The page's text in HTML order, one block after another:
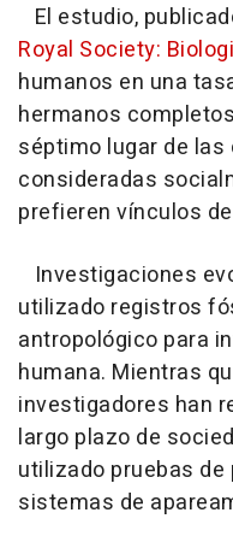
El estudio,
Royal Society:
humanos en una
hermanos
séptimo lugar de
consideradas
prefieren vínculos
Investigaciones
utilizado registros
antropológico para
humana. Mientras
investigadores han
largo plazo de
utilizado pruebas
sistemas de